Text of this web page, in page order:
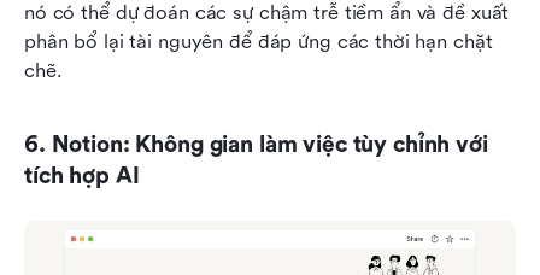
nó có thể dự đoán các sự chậm trễ tiềm ẩn và đề xuất
phân bổ lại tài nguyên để đáp ứng các thời hạn chặt
chẽ.
6. Notion: Không gian làm việc tùy chỉnh với
tích hợp AI